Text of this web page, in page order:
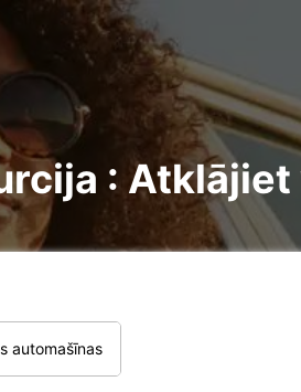
:
automašīnas